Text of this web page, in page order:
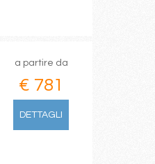
a partire da
€ 781
DETTAGLI